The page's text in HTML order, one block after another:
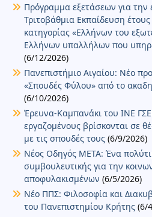
Πρόγραμμα εξετάσεων για την
Τριτοβάθμια Εκπαίδευση έτους
κατηγορίας «Ελλήνων του
Ελλήνων υπαλλήλων που
(6/12/2026)
Πανεπιστήμιο Αιγαίου: Νέο
«Σπουδές Φύλου» από το
(6/10/2026)
Έρευνα-Καμπανάκι του ΙΝΕ
εργαζομένους βρίσκονται σε
με τις σπουδές τους (6/9/2026)
Νέος Οδηγός ΜΕΤΑ: Ένα
συμβουλευτικής για την
αποφυλακισμένων (6/5/2026)
Νέο ΠΠΣ: Φιλοσοφία και
του Πανεπιστημίου Κρήτης (6/